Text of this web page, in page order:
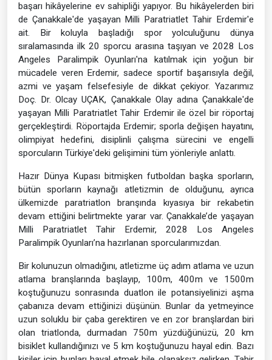
başarı hikâyelerine ev sahipliği yapıyor. Bu hikâyelerden biri
de Çanakkale'de yaşayan Milli Paratriatlet Tahir Erdemir'e
ait. Bir koluyla başladığı spor yolculuğunu dünya
sıralamasında ilk 20 sporcu arasına taşıyan ve 2028 Los
Angeles Paralimpik Oyunları'na katılmak için yoğun bir
mücadele veren Erdemir, sadece sportif başarısıyla değil,
azmi ve yaşam felsefesiyle de dikkat çekiyor. Yazarımız
Doç. Dr. Olcay UÇAK, Çanakkale Olay adına Çanakkale'de
yaşayan Milli Paratriatlet Tahir Erdemir ile özel bir röportaj
gerçekleştirdi. Röportajda Erdemir; sporla değişen hayatını,
olimpiyat hedefini, disiplinli çalışma sürecini ve engelli
sporcuların Türkiye'deki gelişimini tüm yönleriyle anlattı.
Hazır Dünya Kupası bitmişken futboldan başka sporların,
bütün sporların kaynağı atletizmin de olduğunu, ayrıca
ülkemizde paratriatlon branşında kıyasıya bir rekabetin
devam ettiğini belirtmekte yarar var. Çanakkale’de yaşayan
Milli Paratriatlet Tahir Erdemir, 2028 Los Angeles
Paralimpik Oyunları’na hazırlanan sporcularımızdan.
Bir kolunuzun olmadığını, atletizme üç adım atlama ve uzun
atlama branşlarında başlayıp, 100m, 400m ve 1500m
koştuğunuzu sonrasında duatlon ile potansiyelinizi aşma
çabanıza devam ettiğinizi düşünün. Bunlar da yetmeyince
uzun soluklu bir çaba gerektiren ve en zor branşlardan biri
olan triatlonda, durmadan 750m yüzdüğünüzü, 20 km
bisiklet kullandığınızı ve 5 km koştuğunuzu hayal edin. Bazı